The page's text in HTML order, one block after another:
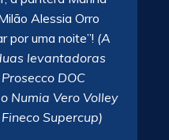
Alessia Orro
por uma noite”! (A
levantadoras
DOC
Numia Vero Volley
Supercup)